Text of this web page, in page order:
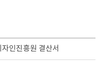
인진흥원 결산서